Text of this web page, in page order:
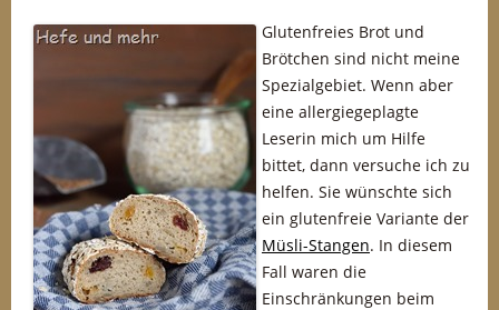
Glutenfreies Brot und
Brötchen sind nicht meine
Spezialgebiet. Wenn aber
eine allergiegeplagte
Leserin mich um Hilfe
bittet, dann versuche ich zu
helfen. Sie wünschte sich
ein glutenfreie Variante der
Müsli-Stangen. In diesem
Fall waren die
Einschränkungen beim